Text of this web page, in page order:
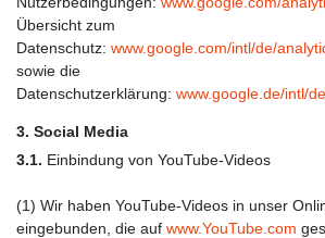
Übersicht zum
Datenschutz: www.google.com/intl/de/
sowie die
Datenschutzerklärung: www.google.de/intl/
3. Social Media
3.1. Einbindung von YouTube-Videos
(1) Wir haben YouTube-Videos in unser
eingebunden, die auf www.YouTube.com